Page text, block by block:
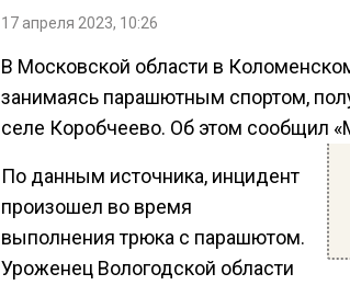
17 апреля 2023, 10:26
В Московской области в
занимаясь парашютным спортом,
селе Коробчеево. Об этом сообщил
По данным источника, инцидент
произошел во время
выполнения трюка с парашютом.
Уроженец Вологодской области